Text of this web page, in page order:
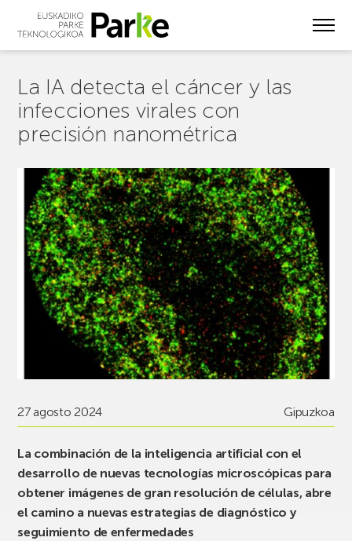
La IA detecta el cáncer y las
infecciones virales con
precisión nanométrica
27 agosto 2024 Gipuzkoa
La combinación de la inteligencia artificial con el
desarrollo de nuevas tecnologías microscópicas para
obtener imágenes de gran resolución de células, abre
el camino a nuevas estrategias de diagnóstico y
seguimiento de enfermedades